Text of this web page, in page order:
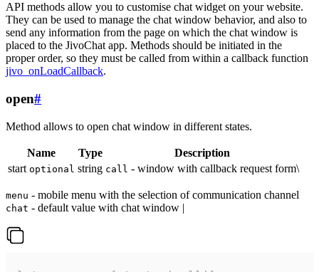
API methods allow you to customise chat widget on your website.
They can be used to manage the chat window behavior, and also to
send any information from the page on which the chat window is
placed to the JivoChat app. Methods should be initiated in the
proper order, so they must be called from within a callback function
jivo_onLoadCallback.
open#
Method allows to open chat window in different states.
Name Type
Description
start optional string call - window with callback request form\
menu - mobile menu with the selection of communication channel
chat - default value with chat window |